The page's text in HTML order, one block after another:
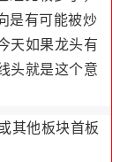
是有可能被炒
天如果龙头有
头就是这个意
其他板块首板